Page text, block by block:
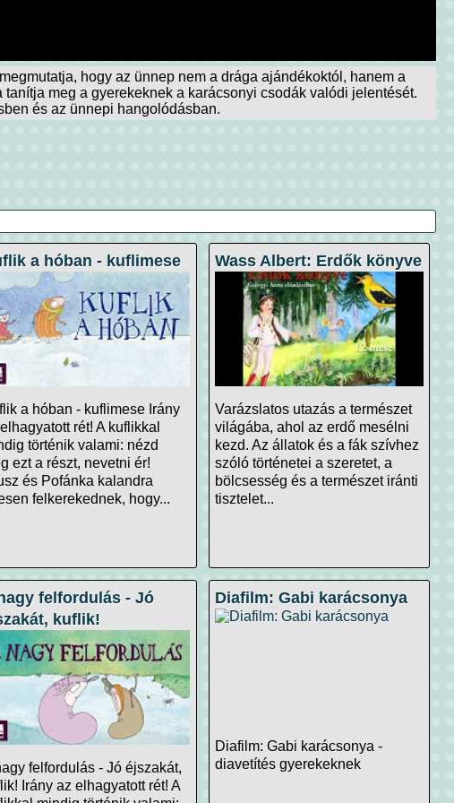
hogy az ünnep nem a drága ajándékoktól, hanem a
meg a gyerekeknek a karácsonyi csodák valódi jelentését.
és az ünnepi hangolódásban.
a hóban - kuflimese
a hóban - kuflimese Irány
rét! A kuflikkal
történik valami: nézd
ezt a részt, nevetni ér!
és Pofánka kalandra
felkerekednek, hogy...
Wass Albert: Erdők könyve
Varázslatos utazás a természet
világába, ahol az erdő mesélni
kezd. Az állatok és a fák szívhez
szóló történetei a szeretet, a
bölcsesség és a természet iránti
tisztelet...
felfordulás - Jó
kuflik!
felfordulás - Jó éjszakát,
Irány az elhagyatott rét! A
Diafilm: Gabi karácsonya
Diafilm: Gabi karácsonya -
diavetítés gyerekeknek